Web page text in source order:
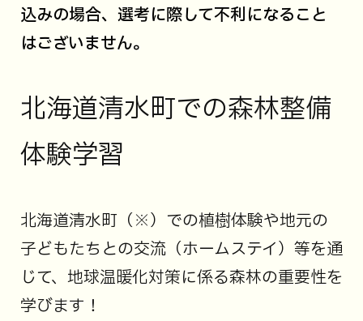
込みの場合、選考に際して不利になること
はございません。
北海道清水町での森林整備
体験学習
北海道清水町（※）での植樹体験や地元の
子どもたちとの交流（ホームステイ）等を通
じて、地球温暖化対策に係る森林の重要性を
学びます！